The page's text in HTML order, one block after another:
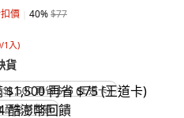
價 40%$77
1入)
貨
$1,500 再省 $75 (王道卡)
酷澎幣回饋